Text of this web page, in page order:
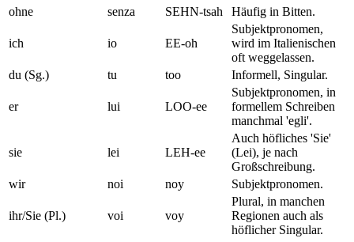
ohne
senza SEHN-tsah Häufig in Bitten.
ich io EE-oh
Subjektpronomen,
wird im Italienischen
oft weggelassen.
du (Sg.)
tu too Informell, Singular.
er lui LOO-ee
Subjektpronomen, in
formellem Schreiben
manchmal 'egli'.
sie lei LEH-ee
Auch höfliches 'Sie'
(Lei), je nach
Großschreibung.
wir
noi noy Subjektpronomen.
ihr/Sie (Pl.) voi voy
Plural, in manchen
Regionen auch als
höflicher Singular.